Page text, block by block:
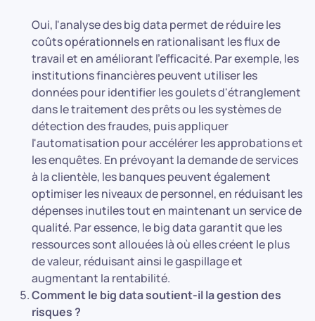
Oui, l'analyse des big data permet de réduire les
coûts opérationnels en rationalisant les flux de
travail et en améliorant l'efficacité. Par exemple, les
institutions financières peuvent utiliser les
données pour identifier les goulets d'étranglement
dans le traitement des prêts ou les systèmes de
détection des fraudes, puis appliquer
l'automatisation pour accélérer les approbations et
les enquêtes. En prévoyant la demande de services
à la clientèle, les banques peuvent également
optimiser les niveaux de personnel, en réduisant les
dépenses inutiles tout en maintenant un service de
qualité. Par essence, le big data garantit que les
ressources sont allouées là où elles créent le plus
de valeur, réduisant ainsi le gaspillage et
augmentant la rentabilité.
Comment le big data soutient-il la gestion des
risques ?